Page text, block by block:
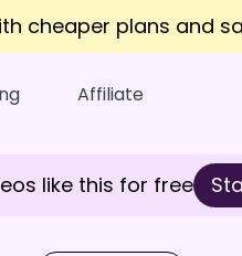
cheaper plans and
Affiliate
like this for free